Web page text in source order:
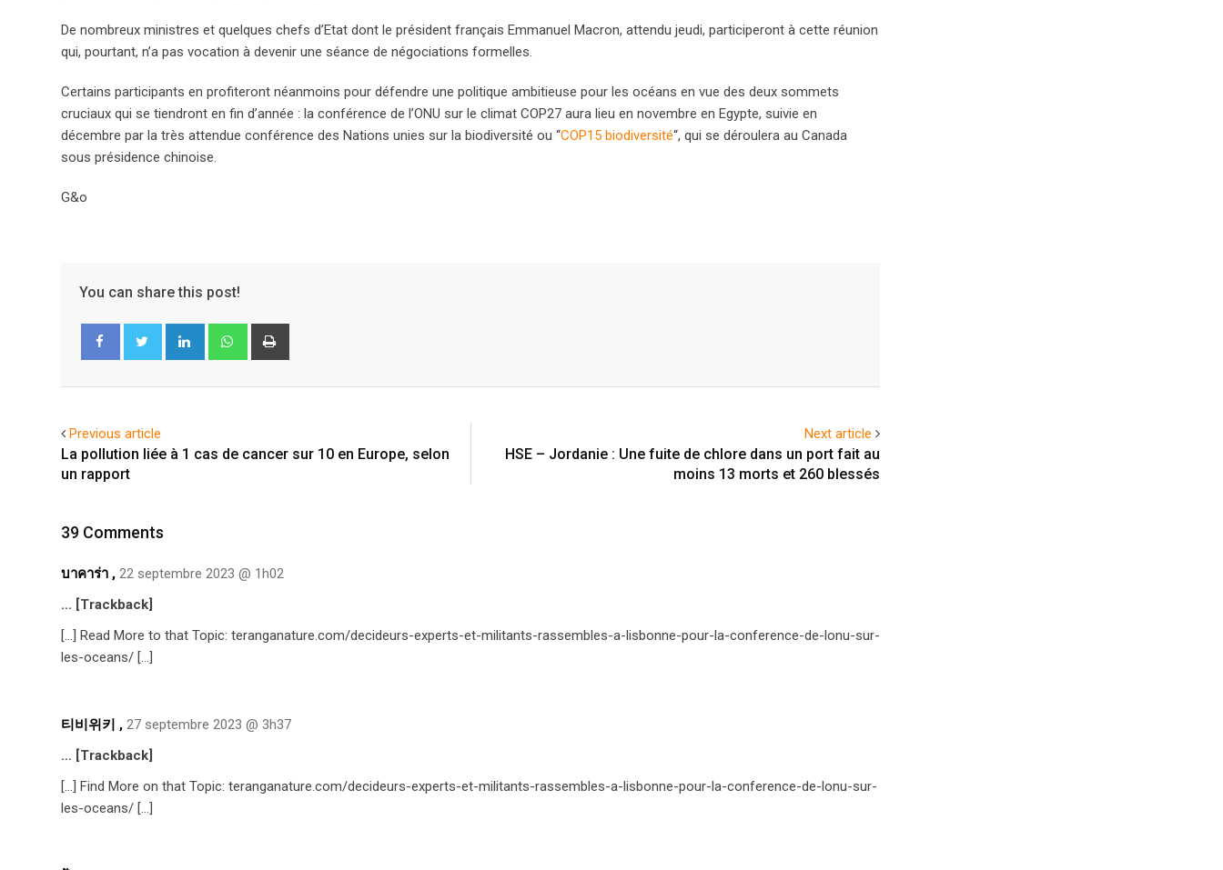
De nombreux ministres et quelques chefs d’Etat dont le président français Emmanuel Macron, attendu jeudi, participeront à cette réunion
qui, pourtant, n’a pas vocation à devenir une séance de négociations formelles.
Certains participants en profiteront néanmoins pour défendre une politique ambitieuse pour les océans en vue des deux sommets
cruciaux qui se tiendront en fin d’année : la conférence de l’ONU sur le climat COP27 aura lieu en novembre en Egypte, suivie en
décembre par la très attendue conférence des Nations unies sur la biodiversité ou “COP15 biodiversité“, qui se déroulera au Canada
sous présidence chinoise.
G&o
You can share this post!
LinkedIn Whatsapp
Previous article
La pollution liée à 1 cas de cancer sur 10 en Europe, selon
un rapport
Next article
HSE – Jordanie : Une fuite de chlore dans un port fait au
moins 13 morts et 260 blessés
39 Comments
บาคาร่า , 22 septembre 2023 @ 1h02
… [Trackback]
[…] Read More to that Topic: teranganature.com/decideurs-experts-et-militants-rassembles-a-lisbonne-pour-la-conference-de-lonu-sur-
les-oceans/ […]
티비위키 , 27 septembre 2023 @ 3h37
… [Trackback]
[…] Find More on that Topic: teranganature.com/decideurs-experts-et-militants-rassembles-a-lisbonne-pour-la-conference-de-lonu-sur-
les-oceans/ […]